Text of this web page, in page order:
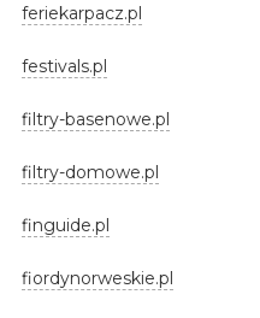
feriekarpacz.pl
festivals.pl
filtry-basenowe.pl
filtry-domowe.pl
finguide.pl
fiordynorweskie.pl